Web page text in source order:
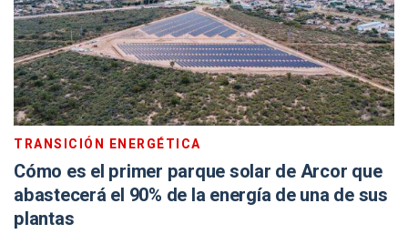
TRANSICIÓN ENERGÉTICA
Cómo es el primer parque solar de Arcor que
abastecerá el 90% de la energía de una de sus
plantas